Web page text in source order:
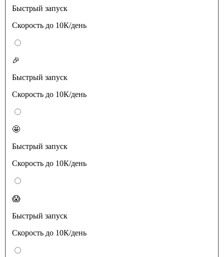
Быстрый запуск
Скорость до 10К/день
🎉
Быстрый запуск
Скорость до 10К/день
🤩
Быстрый запуск
Скорость до 10К/день
😱
Быстрый запуск
Скорость до 10К/день